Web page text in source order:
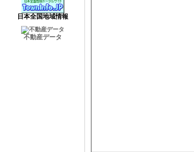
日本全国地域情報
不動産データ